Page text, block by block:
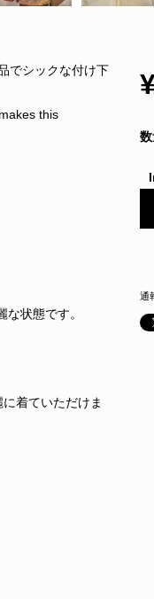
でシックな付け下
this
状態です。
着ていただけま
通